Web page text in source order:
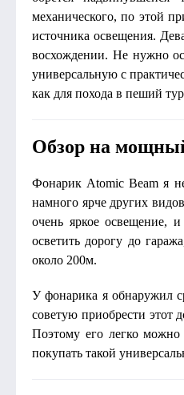
механического, по этой
источника освещения.
восхождении. Не нужно
универсальную с
как для похода в пеший
Обзор на
Фонарик Atomic Beam я
намного ярче других
очень яркое освещение,
осветить дорогу до
около 200м.
У фонарика я обнаружил
советую приобрести этот
Поэтому его легко
покупать такой